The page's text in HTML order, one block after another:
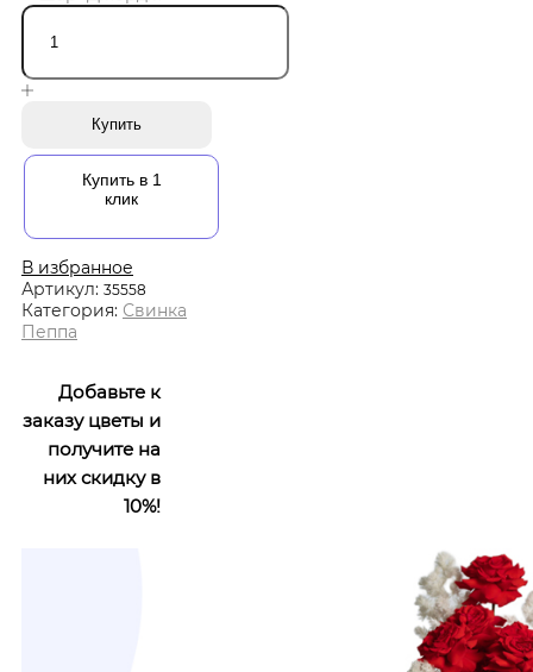
Купить
Купить в 1
клик
В избранное
Артикул: 35558
Категория: Свинка
Пеппа
Добавьте к
заказу цветы и
получите на
них скидку в
10%!